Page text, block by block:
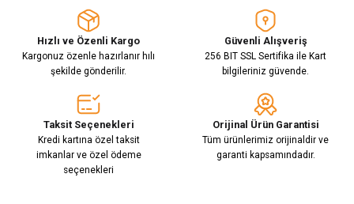
Hızlı ve Özenli Kargo
Kargonuz özenle hazırlanır hılı
şekilde gönderilir.
Güvenli Alışveriş
256 BIT SSL Sertifika ile Kart
bilgileriniz güvende.
Taksit Seçenekleri
Kredi kartına özel taksit
imkanlar ve özel ödeme
seçenekleri
Orijinal Ürün Garantisi
Tüm ürünlerimiz orijinaldir ve
garanti kapsamındadır.